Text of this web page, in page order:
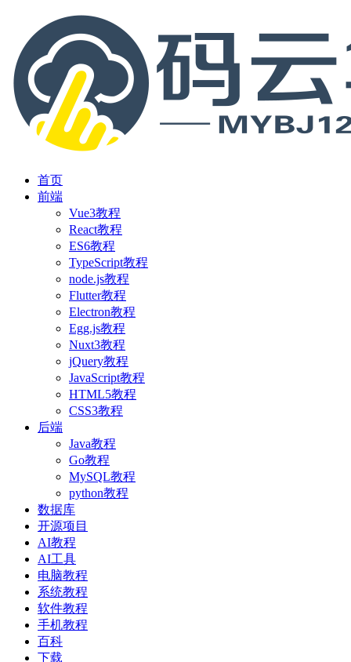
首页
前端
Vue3教程
React教程
ES6教程
TypeScript教程
node.js教程
Flutter教程
Electron教程
Egg.js教程
Nuxt3教程
jQuery教程
JavaScript教程
HTML5教程
CSS3教程
后端
Java教程
Go教程
MySQL教程
python教程
数据库
开源项目
AI教程
AI工具
电脑教程
系统教程
软件教程
手机教程
百科
下载